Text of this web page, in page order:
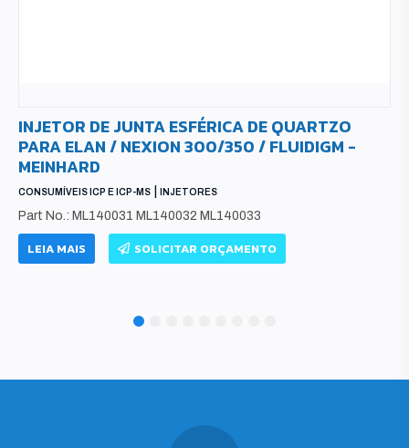
INJETOR DE JUNTA ESFÉRICA DE QUARTZO
PARA ELAN / NEXION 300/350 / FLUIDIGM -
MEINHARD
CONSUMÍVEIS ICP E ICP-MS INJETORES
Part No.: ML140031 ML140032 ML140033
LEIA MAIS SOLICITAR ORÇAMENTO
4